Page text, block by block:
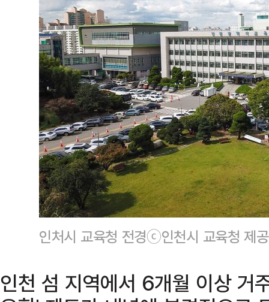
인처시 교육청 전경ⓒ인천시 교육청 제공
인천 섬 지역에서 6개월 이상 거